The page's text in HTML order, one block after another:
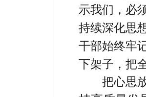
示我们，必
持续深化思
干部始终牢
下架子，把
把心思